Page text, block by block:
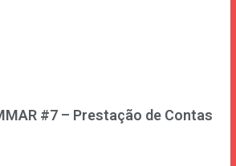
#7 – Prestação de Contas